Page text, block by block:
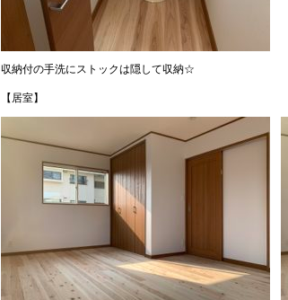
収納付の手洗にストックは隠して収納☆
【居室】